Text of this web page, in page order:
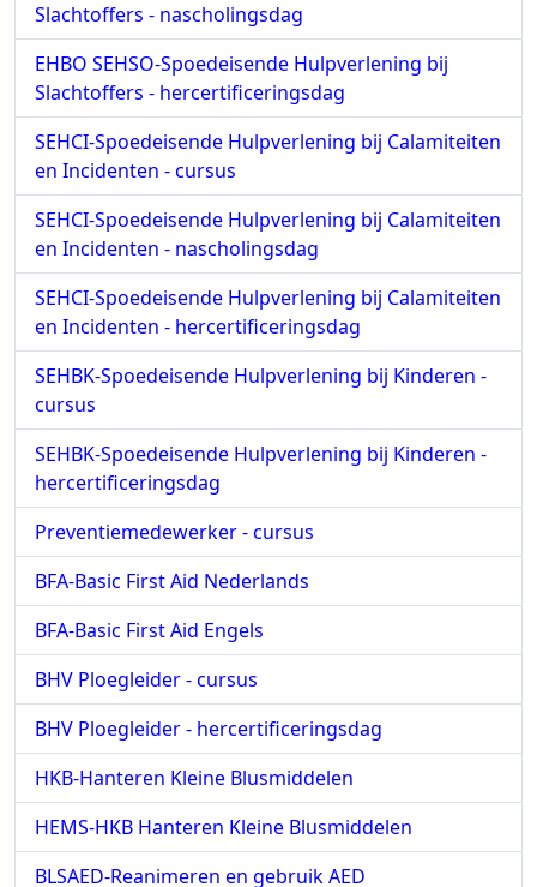
Slachtoffers - nascholingsdag
EHBO SEHSO-Spoedeisende Hulpverlening bij
Slachtoffers - hercertificeringsdag
SEHCI-Spoedeisende Hulpverlening bij Calamiteiten
en Incidenten - cursus
SEHCI-Spoedeisende Hulpverlening bij Calamiteiten
en Incidenten - nascholingsdag
SEHCI-Spoedeisende Hulpverlening bij Calamiteiten
en Incidenten - hercertificeringsdag
SEHBK-Spoedeisende Hulpverlening bij Kinderen -
cursus
SEHBK-Spoedeisende Hulpverlening bij Kinderen -
hercertificeringsdag
Preventiemedewerker - cursus
BFA-Basic First Aid Nederlands
BFA-Basic First Aid Engels
BHV Ploegleider - cursus
BHV Ploegleider - hercertificeringsdag
HKB-Hanteren Kleine Blusmiddelen
HEMS-HKB Hanteren Kleine Blusmiddelen
BLSAED-Reanimeren en gebruik AED